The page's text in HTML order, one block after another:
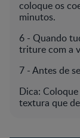
coloque os
minutos.
6 - Quando
triture com a
7 - Antes de
Dica:
textura que